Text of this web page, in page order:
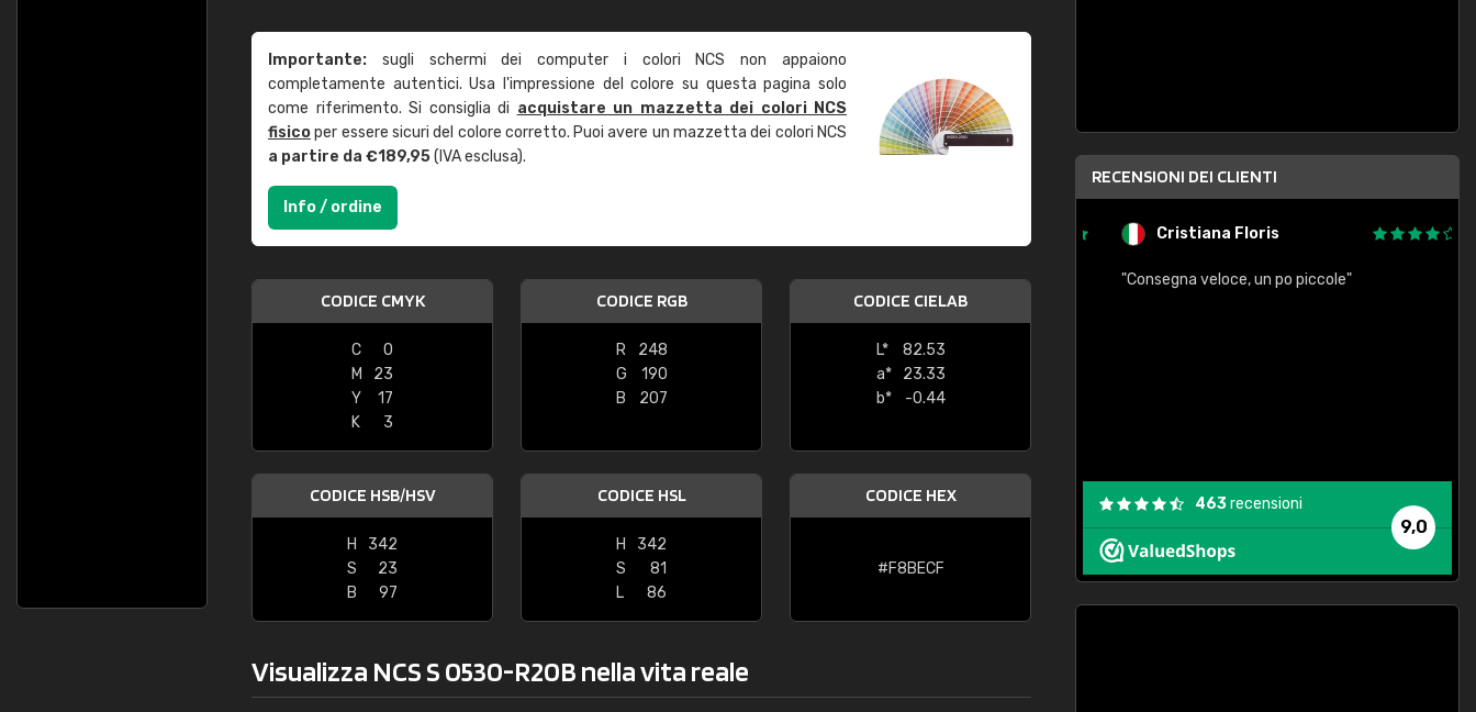
Importante: sugli schermi dei computer i colori NCS non appaiono
completamente autentici. Usa l'impressione del colore su questa pagina solo
come riferimento. Si consiglia di acquistare un mazzetta dei colori NCS
fisicoper essere sicuri del colore corretto. Puoi avere un mazzetta dei colori NCS
a partire da €189,95(IVA esclusa).
Info / ordine
CODICE CMYK
C
0
M
23
Y
17
K
3
CODICE RGB
R
248
G
190
B
207
CODICE CIELAB
L*
82.53
a*
23.33
b*
-0.44
CODICE HSB/HSV
H
342
S
23
B
97
CODICE HSL
H
342
S
81
L
86
CODICE HEX
#F8BECF
Visualizza NCS S 0530-R20B nella vita reale
RECENSIONI DEI CLIENTI
"buon servizio"
Cristiana Floris
"Consegna veloce, un po piccole"
9,0
463recensioni